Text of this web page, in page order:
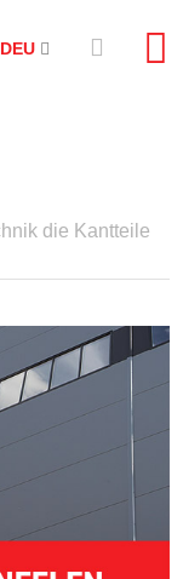
DEU
die Kantteile